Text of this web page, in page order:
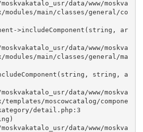
main/classes/general/co
>includeComponent(string, ar
main/classes/general/ma
string, a
moscowcatalog/compone
detail.php:3